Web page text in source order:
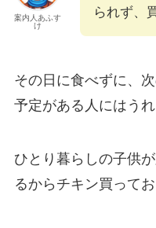
案内人あふす
け
られず、
その日に食べずに、
予定がある人にはう
ひとり暮らしの子供
るからチキン買って